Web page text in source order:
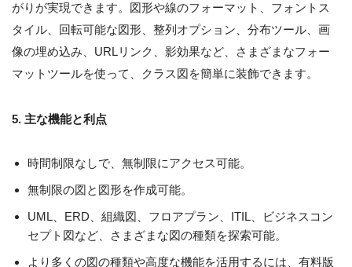
がりが実現できます。図形や線のフォーマット、フォントス
タイル、回転可能な図形、整列オプション、分布ツール、画
像の埋め込み、URLリンク、影効果など、さまざまなフォー
マットツールを使って、クラス図を簡単に装飾できます。
5. 主な機能と利点
時間制限なしで、無制限にアクセス可能。
無制限の図と図形を作成可能。
UML、ERD、組織図、フロアプラン、ITIL、ビジネスコン
セプト図など、さまざまな図の種類を探索可能。
より多くの図の種類や高度な機能を活用するには、有料版